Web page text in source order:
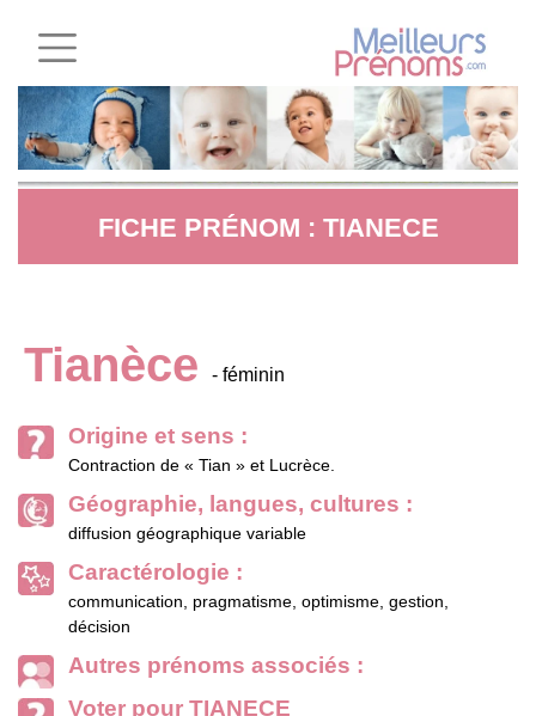
FICHE PRÉNOM : TIANECE
Tianèce - féminin
Origine et sens :
Contraction de « Tian » et Lucrèce.
Géographie, langues, cultures :
diffusion géographique variable
Caractérologie :
communication, pragmatisme, optimisme, gestion,
décision
Autres prénoms associés :
Voter pour TIANECE